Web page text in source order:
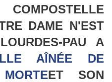
DAME N'EST
PAU A
AÎNÉE DE
ET SON